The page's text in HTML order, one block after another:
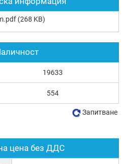
(268 KB)
цена без ДДС
19633
554
Запитване